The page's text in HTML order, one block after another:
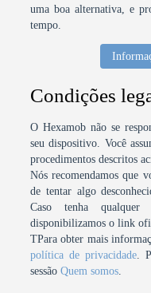
uma boa alternativa, e
tempo.
Condições
O Hexamob não se
seu dispositivo. Você
procedimentos descritos
Nós recomendamos que
de tentar algo
Caso tenha qualquer
disponibilizamos o link
TPara obter mais
política de privacidade.
sessãoQuem somos.